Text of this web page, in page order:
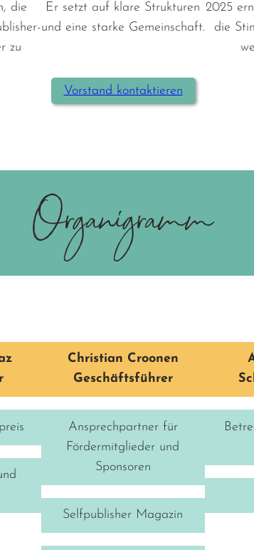
die
zu
Er setzt auf klare Strukturen
und eine starke Gemeinschaft.
2025
die
Vorstand kontaktieren
Organigramm
Christian Croonen
Geschäftsführer
Ansprechpartner für
Fördermitglieder und
Sponsoren
Selfpublisher Magazin